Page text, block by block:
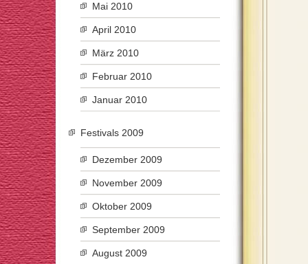
Mai 2010
April 2010
März 2010
Februar 2010
Januar 2010
Festivals 2009
Dezember 2009
November 2009
Oktober 2009
September 2009
August 2009